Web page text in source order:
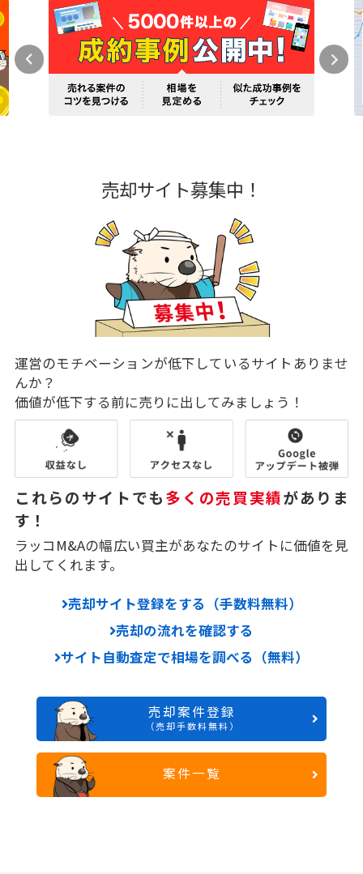
売却サイト募集中！
運営のモチベーションが低下しているサイトありませ
んか？
価値が低下する前に売りに出してみましょう！
これらのサイトでも多くの売買実績がありま
す！
ラッコM&Aの幅広い買主があなたのサイトに価値を見
出してくれます。
売却サイト登録をする（手数料無料）
売却の流れを確認する
サイト自動査定で相場を調べる（無料）
売却案件登録
（売却手数料無料）
案件一覧